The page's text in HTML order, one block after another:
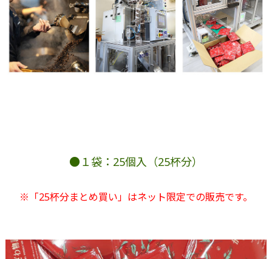
●１袋：25個入（25杯分）
※「25杯分まとめ買い」はネット限定での販売です。